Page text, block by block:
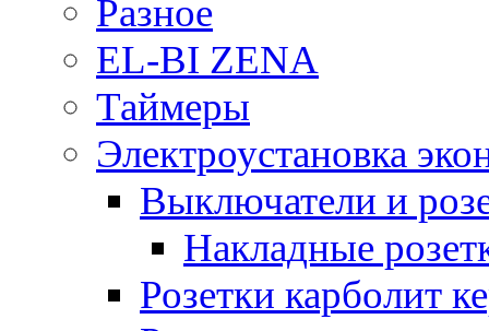
Разное
EL-BI ZENA
Таймеры
Электроустановка
Выключатели и
Накладные
Розетки карболит